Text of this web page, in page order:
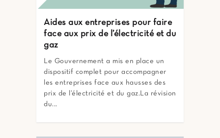
Aides aux entreprises pour faire
face aux prix de l’électricité et du
gaz
Le Gouvernement a mis en place un
dispositif complet pour accompagner
les entreprises face aux hausses des
prix de l’électricité et du gaz.La révision
du...